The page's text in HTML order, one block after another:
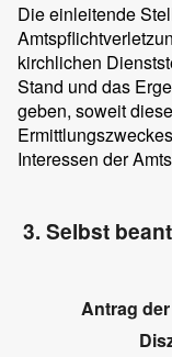
Die einleitende
kirchlichen
Stand und das
geben, soweit
Interessen der
3. Selbst
Antrag